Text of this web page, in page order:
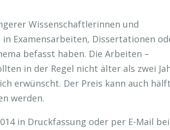
Wissenschaftlerinnen und
Examensarbeiten, Dissertationen
befasst haben. Die Arbeiten –
in der Regel nicht älter als zwei
erwünscht. Der Preis kann auch
werden.
in Druckfassung oder per E-Mail